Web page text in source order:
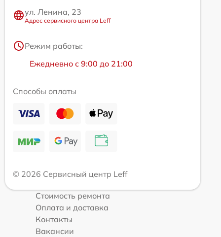
ул. Ленина, 23
Адрес сервисного центра Leff
Режим работы:
Ежедневно с 9:00 до 21:00
Способы оплаты
© 2026 Сервисный центр Leff
Стоимость ремонта
Оплата и доставка
Контакты
Вакансии